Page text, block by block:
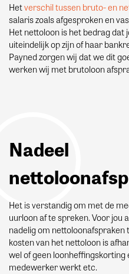
Hetverschil tussen bruto- en
salaris zoals afgesproken en
Het nettoloon is het bedrag
uiteindelijk op zijn of haar
Payned zorgen wij dat we dit
werken wij met brutoloon
Nadeel
Het is verstandig om met de
uurloon af te spreken. Voor jou
nadelig om
kosten van het nettoloon is
wel of geen loonheffingskorting
medewerker werkt etc.